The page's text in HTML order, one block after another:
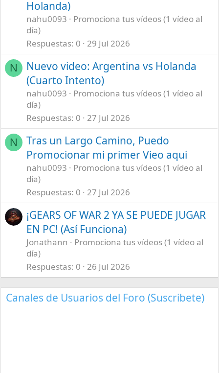
Holanda)
nahu0093
Promociona tus vídeos (1 vídeo al
día)
Respuestas 0 29 Jul 2026
N
Nuevo video: Argentina vs Holanda
(Cuarto Intento)
nahu0093
Promociona tus vídeos (1 vídeo al
día)
Respuestas 0 27 Jul 2026
N
Tras un Largo Camino, Puedo
Promocionar mi primer Vieo aqui
nahu0093
Promociona tus vídeos (1 vídeo al
día)
Respuestas 0 27 Jul 2026
¡GEARS OF WAR 2 YA SE PUEDE JUGAR
EN PC! (Así Funciona)
Jonathann
Promociona tus vídeos (1 vídeo al
día)
Respuestas 0 26 Jul 2026
Canales de Usuarios del Foro (Suscribete)